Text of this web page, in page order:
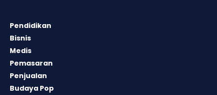
Pendidikan
Bisnis
Medis
Pemasaran
Penjualan
Budaya Pop